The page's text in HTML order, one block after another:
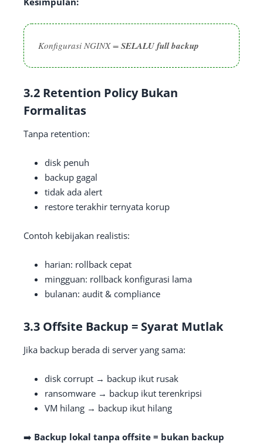
Konfigurasi NGINX = SELALU full backup
3.2 Retention Policy Bukan
Formalitas
Tanpa retention:
disk penuh
backup gagal
tidak ada alert
restore terakhir ternyata korup
Contoh kebijakan realistis:
harian: rollback cepat
mingguan: rollback konfigurasi lama
bulanan: audit & compliance
3.3 Offsite Backup = Syarat Mutlak
Jika backup berada di server yang sama:
disk corrupt → backup ikut rusak
ransomware → backup ikut terenkripsi
VM hilang → backup ikut hilang
➡️ Backup lokal tanpa offsite = bukan backup